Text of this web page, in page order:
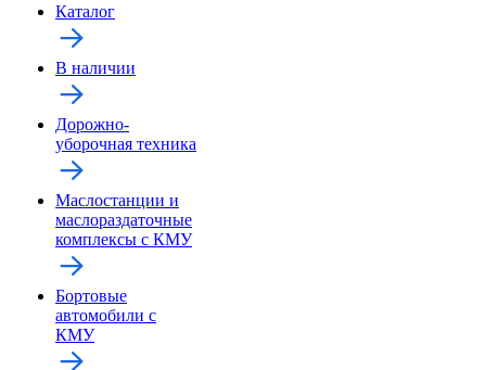
Каталог
В наличии
Дорожно-
уборочная техника
Маслостанции и
маслораздаточные
комплексы с КМУ
Бортовые
автомобили с
КМУ